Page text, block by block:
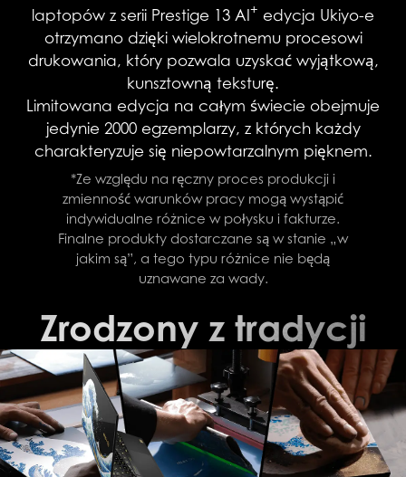
laptopów z serii Prestige 13 AI+ edycja Ukiyo-e
otrzymano dzięki wielokrotnemu procesowi
drukowania, który pozwala uzyskać wyjątkową,
kunsztowną teksturę.
Limitowana edycja na całym świecie obejmuje
jedynie 2000 egzemplarzy, z których każdy
charakteryzuje się niepowtarzalnym pięknem.
*Ze względu na ręczny proces produkcji i
zmienność warunków pracy mogą wystąpić
indywidualne różnice w połysku i fakturze.
Finalne produkty dostarczane są w stanie „w
jakim są”, a tego typu różnice nie będą
uznawane za wady.
Zrodzony z tradycji